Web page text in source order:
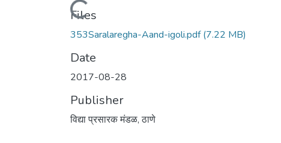
Loading...
Files
353Saralaregha-Aand-igoli.pdf(7.22 MB)
Date
2017-08-28
Publisher
विद्या प्रसारक मंडळ, ठाणे